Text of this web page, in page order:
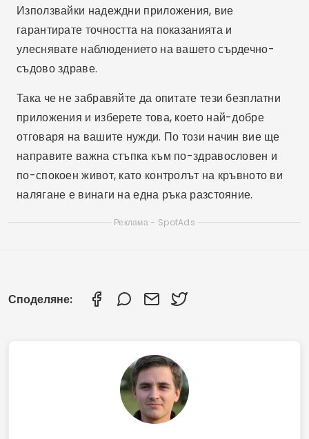
Използвайки надеждни приложения, вие
гарантирате точността на показанията и
улеснявате наблюдението на вашето сърдечно-
съдово здраве.
Така че не забравяйте да опитате тези безплатни
приложения и изберете това, което най-добре
отговаря на вашите нужди. По този начин вие ще
направите важна стъпка към по-здравословен и
по-спокоен живот, като контролът на кръвното ви
налягане е винаги на една ръка разстояние.
Реклама - SpotAds
Споделяне: